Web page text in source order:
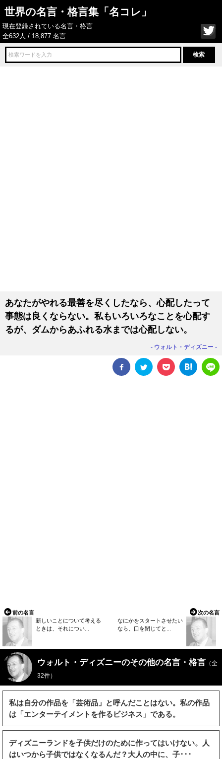
世界の名言・格言集「名コレ」
現在登録されている名言・格言
全632人 / 18,877 名言
あなたがやれる最善を尽くしたなら、心配したって
事態は良くならない。私もいろいろなことを心配す
るが、ダムからあふれる水までは心配しない。
ウォルト・ディズニー
前の名言
新しいことについて考える
ときは、それについ...
次の名言
なにかをスタートさせたい
なら、口を閉じてと...
ウォルト・ディズニーのその他の名言・格言 （全
32件）
私は自分の作品を「芸術品」と呼んだことはない。私の作品
は「エンターテイメントを作るビジネス」である。
ディズニーランドを子供だけのために作ってはいけない。人
はいつから子供ではなくなるんだ？大人の中に、子･･･